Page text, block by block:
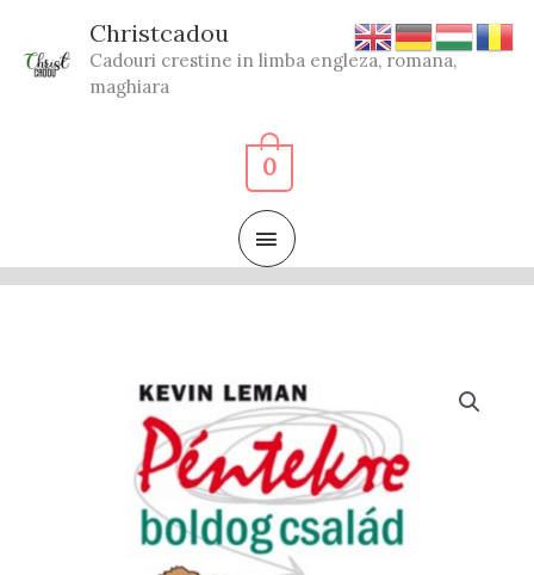
content
Christcadou
Cadouri crestine in limba engleza, romana,
maghiara
MAIN
MENU
0